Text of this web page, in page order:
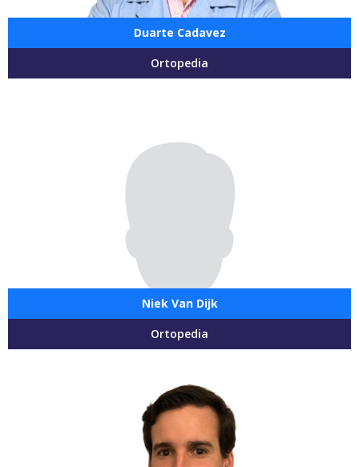
Duarte Cadavez
Ortopedia
Niek Van Dijk
Ortopedia